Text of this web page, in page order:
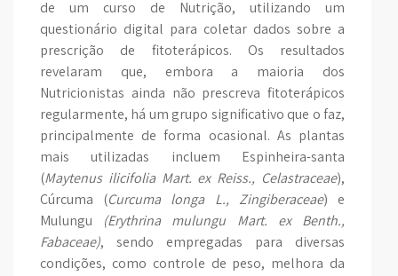
de um curso de Nutrição, utilizando um
questionário digital para coletar dados sobre a
prescrição de fitoterápicos. Os resultados
revelaram que, embora a maioria dos
Nutricionistas ainda não prescreva fitoterápicos
regularmente, há um grupo significativo que o faz,
principalmente de forma ocasional. As plantas
mais utilizadas incluem Espinheira-santa
(Maytenus ilicifolia Mart. ex Reiss., Celastraceae),
Cúrcuma (Curcuma longa L., Zingiberaceae) e
Mulungu (Erythrina mulungu Mart. ex Benth.,
Fabaceae), sendo empregadas para diversas
condições, como controle de peso, melhora da